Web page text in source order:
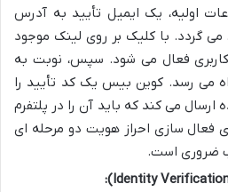
اولیه، یک ایمیل تأیید به آدرس
گردد. با کلیک بر روی لینک موجود
فعال می شود. سپس، نوبت به
می رسد. کوین بیس یک کد تأیید را
ارسال می کند که باید آن را در پلتفرم
فعال سازی احراز هویت دو مرحله ای
ضروری است.